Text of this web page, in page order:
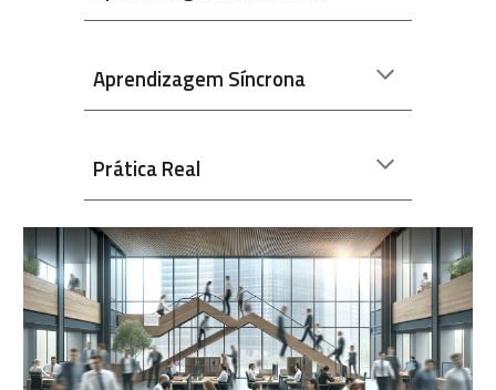
Aprendizagem Síncrona
Prática Real